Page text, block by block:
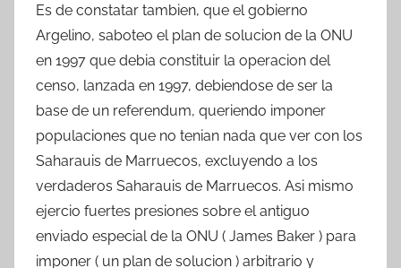
Es de constatar tambien, que el gobierno
Argelino, saboteo el plan de solucion de la ONU
en 1997 que debia constituir la operacion del
censo, lanzada en 1997, debiendose de ser la
base de un referendum, queriendo imponer
populaciones que no tenian nada que ver con los
Saharauis de Marruecos, excluyendo a los
verdaderos Saharauis de Marruecos. Asi mismo
ejercio fuertes presiones sobre el antiguo
enviado especial de la ONU ( James Baker ) para
imponer ( un plan de solucion ) arbitrario y